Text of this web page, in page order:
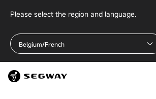
Please select the region and language.
Belgium/French